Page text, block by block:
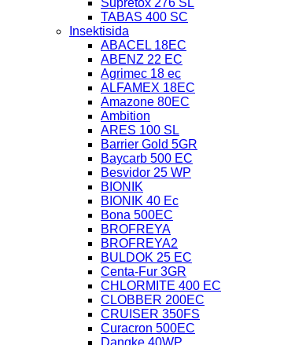
Supretox 276 SL
TABAS 400 SC
Insektisida
ABACEL 18EC
ABENZ 22 EC
Agrimec 18 ec
ALFAMEX 18EC
Amazone 80EC
Ambition
ARES 100 SL
Barrier Gold 5GR
Baycarb 500 EC
Besvidor 25 WP
BIONIK
BIONIK 40 Ec
Bona 500EC
BROFREYA
BROFREYA2
BULDOK 25 EC
Centa-Fur 3GR
CHLORMITE 400 EC
CLOBBER 200EC
CRUISER 350FS
Curacron 500EC
Dangke 40WP